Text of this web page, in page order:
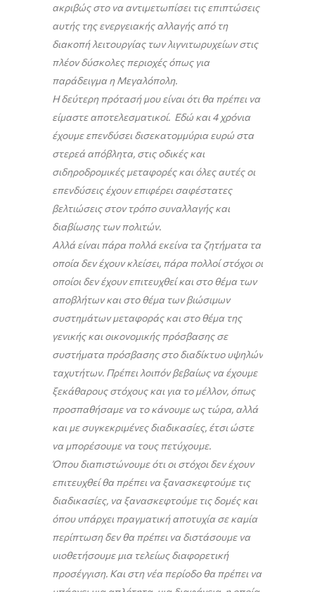
ακριβώς στο να αντιμετωπίσει τις επιπτώσεις
αυτής της ενεργειακής αλλαγής από τη
διακοπή λειτουργίας των λιγνιτωρυχείων στις
πλέον δύσκολες περιοχές όπως για
παράδειγμα η Μεγαλόπολη.
Η δεύτερη πρότασή μου είναι ότι θα πρέπει να
είμαστε αποτελεσματικοί. Εδώ και 4 χρόνια
έχουμε επενδύσει δισεκατομμύρια ευρώ στα
στερεά απόβλητα, στις οδικές και
σιδηροδρομικές μεταφορές και όλες αυτές οι
επενδύσεις έχουν επιφέρει σαφέστατες
βελτιώσεις στον τρόπο συναλλαγής και
διαβίωσης των πολιτών.
Αλλά είναι πάρα πολλά εκείνα τα ζητήματα τα
οποία δεν έχουν κλείσει, πάρα πολλοί στόχοι οι
οποίοι δεν έχουν επιτευχθεί και στο θέμα των
αποβλήτων και στο θέμα των βιώσιμων
συστημάτων μεταφοράς και στο θέμα της
γενικής και οικονομικής πρόσβασης σε
συστήματα πρόσβασης στο διαδίκτυο υψηλών
ταχυτήτων. Πρέπει λοιπόν βεβαίως να έχουμε
ξεκάθαρους στόχους και για το μέλλον, όπως
προσπαθήσαμε να το κάνουμε ως τώρα, αλλά
και με συγκεκριμένες διαδικασίες, έτσι ώστε
να μπορέσουμε να τους πετύχουμε.
Όπου διαπιστώνουμε ότι οι στόχοι δεν έχουν
επιτευχθεί θα πρέπει να ξανασκεφτούμε τις
διαδικασίες, να ξανασκεφτούμε τις δομές και
όπου υπάρχει πραγματική αποτυχία σε καμία
περίπτωση δεν θα πρέπει να διστάσουμε να
υιοθετήσουμε μια τελείως διαφορετική
προσέγγιση. Και στη νέα περίοδο θα πρέπει να